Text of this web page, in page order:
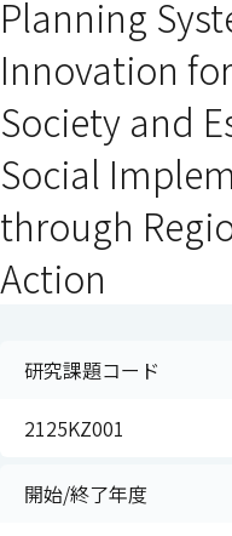
Planning
Innovation
Society and
Social
through
Action
研究課題コード
2125KZ001
開始/終了年度